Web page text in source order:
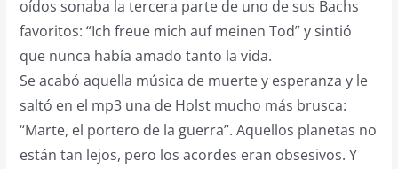
oídos sonaba la tercera parte de uno de sus Bachs
favoritos: “Ich freue mich auf meinen Tod” y sintió
que nunca había amado tanto la vida.
Se acabó aquella música de muerte y esperanza y le
saltó en el mp3 una de Holst mucho más brusca:
“Marte, el portero de la guerra”. Aquellos planetas no
están tan lejos, pero los acordes eran obsesivos. Y